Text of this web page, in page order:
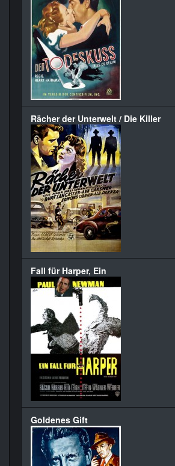
Rächer der Unterwelt / Die Killer
Fall für Harper, Ein
Goldenes Gift